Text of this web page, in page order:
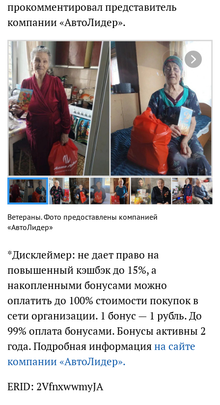
прокомментировал представитель
компании «АвтоЛидер».
Ветераны. Фото предоставлены компанией
«АвтоЛидер»
*Дисклеймер: не дает право на
повышенный кэшбэк до 15%, а
накопленными бонусами можно
оплатить до 100% стоимости покупок в
сети организации. 1 бонус — 1 рубль. До
99% оплата бонусами. Бонусы активны 2
года. Подробная информацияна сайте
компании «АвтоЛидер».
ERID: 2VfnxwwmyJA